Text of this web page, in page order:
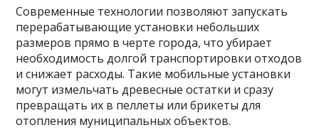
Современные технологии позволяют запускать
перерабатывающие установки небольших
размеров прямо в черте города, что убирает
необходимость долгой транспортировки отходов
и снижает расходы. Такие мобильные установки
могут измельчать древесные остатки и сразу
превращать их в пеллеты или брикеты для
отопления муниципальных объектов.